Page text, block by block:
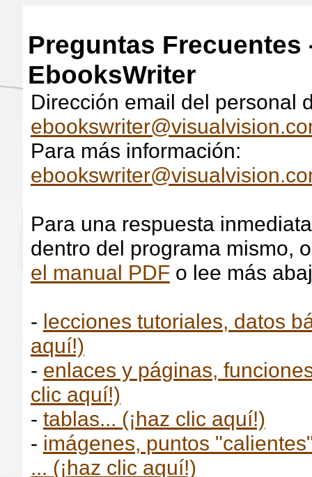
Preguntas Frecuentes
EbooksWriter
Dirección email del personal
Para más información:
Para una respuesta
dentro del programa mismo,
el manual PDFo lee más
- lecciones tutoriales, datos
aquí!)
- enlaces y páginas,
clic aquí!)
- tablas... (¡haz clic aquí!)
- imágenes, puntos
... (¡haz clic aquí!)